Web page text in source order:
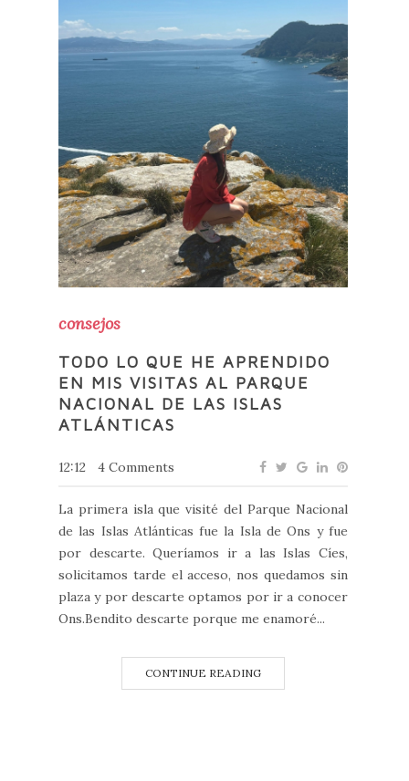
consejos
TODO LO QUE HE APRENDIDO
EN MIS VISITAS AL PARQUE
NACIONAL DE LAS ISLAS
ATLÁNTICAS
12:12 4 Comments
La primera isla que visité del Parque Nacional
de las Islas Atlánticas fue la Isla de Ons y fue
por descarte. Queríamos ir a las Islas Cíes,
solicitamos tarde el acceso, nos quedamos sin
plaza y por descarte optamos por ir a conocer
Ons.Bendito descarte porque me enamoré...
CONTINUE READING